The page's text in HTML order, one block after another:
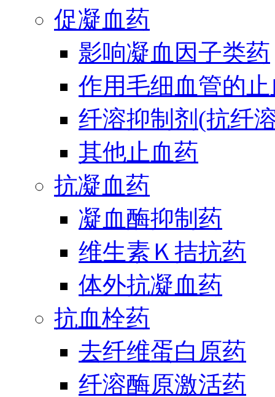
促凝血药
影响凝血因子类药
作用毛细血管的
纤溶抑制剂(抗纤
其他止血药
抗凝血药
凝血酶抑制药
维生素Ｋ拮抗药
体外抗凝血药
抗血栓药
去纤维蛋白原药
纤溶酶原激活药